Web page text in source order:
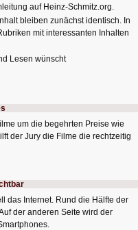
auf Heinz-Schmitz.org.
bleiben zunächst identisch. In
mit interessanten Inhalten
Lesen wünscht
um die begehrten Preise wie
der Jury die Filme die rechtzeitig
das Internet. Rund die Hälfte der
der anderen Seite wird der